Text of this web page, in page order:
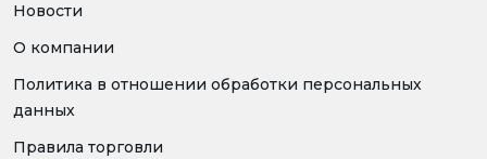
Новости
О компании
Политика в отношении обработки персональных
данных
Правила торговли